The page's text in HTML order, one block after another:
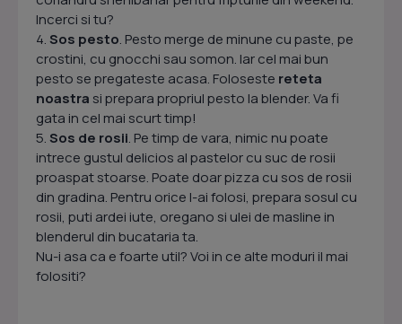
Incerci si tu?
4.Sos pesto. Pesto merge de minune cu paste, pe
crostini, cu gnocchi sau somon. Iar cel mai bun
pesto se pregateste acasa. Foloseste reteta
noastra si prepara propriul pesto la blender. Va fi
gata in cel mai scurt timp!
5.Sos de rosii. Pe timp de vara, nimic nu poate
intrece gustul delicios al pastelor cu suc de rosii
proaspat stoarse. Poate doar pizza cu sos de rosii
din gradina. Pentru orice l-ai folosi, prepara sosul cu
rosii, puti ardei iute, oregano si ulei de masline in
blenderul din bucataria ta.
Nu-i asa ca e foarte util? Voi in ce alte moduri il mai
folositi?